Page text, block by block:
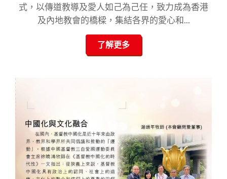
式，以傳道教導及愛人如己為己任，致力成為香港
及內地教會的橋樑，集結各界的愛心和...
了解更多